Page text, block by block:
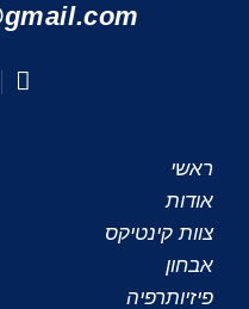
ראשי
אודות
צוות קינטיקס
אבחון
פיזיותרפיה